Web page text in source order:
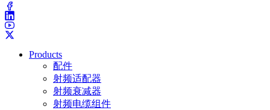
Products
配件
射频适配器
射频衰减器
射频电缆组件